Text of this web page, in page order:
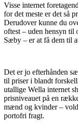
Visse internet
for det meste er det så
Derudover kunne du
oftest – uden hensyn
Sæby – er at få dem til
Det er jo efterhånden
til priser i blandt
utallige Wella internet
prisniveauet på en
mænd og kvinder –
portofri fragt.